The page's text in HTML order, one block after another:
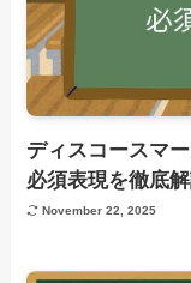
ディスコースマ
必須表現を徹底
November 22, 2025